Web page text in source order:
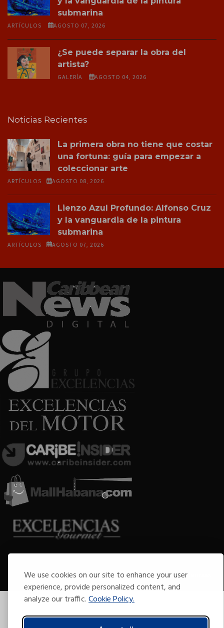
We use cookies on our site to enhance your user
experience, provide personalized content, and
analyze our traffic.Cookie Policy.
submarina
ARTÍCULOS AGOSTO 07, 2026
¿Se puede separar la obra del
artista?
GALERÍA AGOSTO 04, 2026
Noticias Recientes
La primera obra no tiene que costar
una fortuna: guía para empezar a
coleccionar arte
ARTÍCULOS AGOSTO 08, 2026
Lienzo Azul Profundo: Alfonso Cruz
y la vanguardia de la pintura
submarina
ARTÍCULOS AGOSTO 07, 2026
Todos los derechos reservadosDesarrollado por Grupo Excelencias